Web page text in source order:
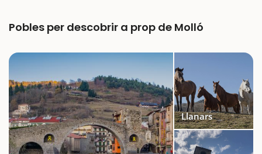
Pobles per descobrir a prop de Molló
Llanars